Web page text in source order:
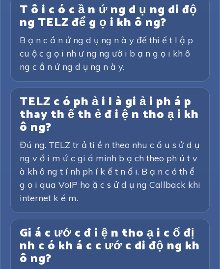
T ô i c ó c ầ n ứ ng d ụ ng di độ
ng TELZ để g ọ i kh ô ng?
B ạ n c ầ n ứ ng d ụ ng n à y để thi ế t l ậ p
cu ộ c g ọ i nh ư ng ng ườ i b ạ n g ọ i kh ô
ng c ầ n ứ ng d ụ ng n à y.
TELZ c ó ph ả i l à gi ả i ph á p
thay th ế th ẻ đ i ệ n tho ạ i kh
ô ng?
Đú ng. TELZ tr ả ti ề n theo nhu c ầ u s ử d ụ
ng v ớ i m ứ c gi á minh b ạ ch theo ph ú t v
à kh ô ng t í nh ph í k ế t n ố i. B ạ n c ó th ể
g ọ i qua VoIP ho ặ c s ử d ụ ng Callback khi
internet k é m.
Gi á c ướ c đ i ệ n tho ạ i c ố đị
nh c ó kh á c c ướ c di độ ng kh
ô ng?